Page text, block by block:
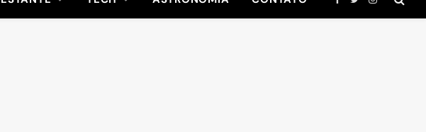
Facebook
TwitterInstagram